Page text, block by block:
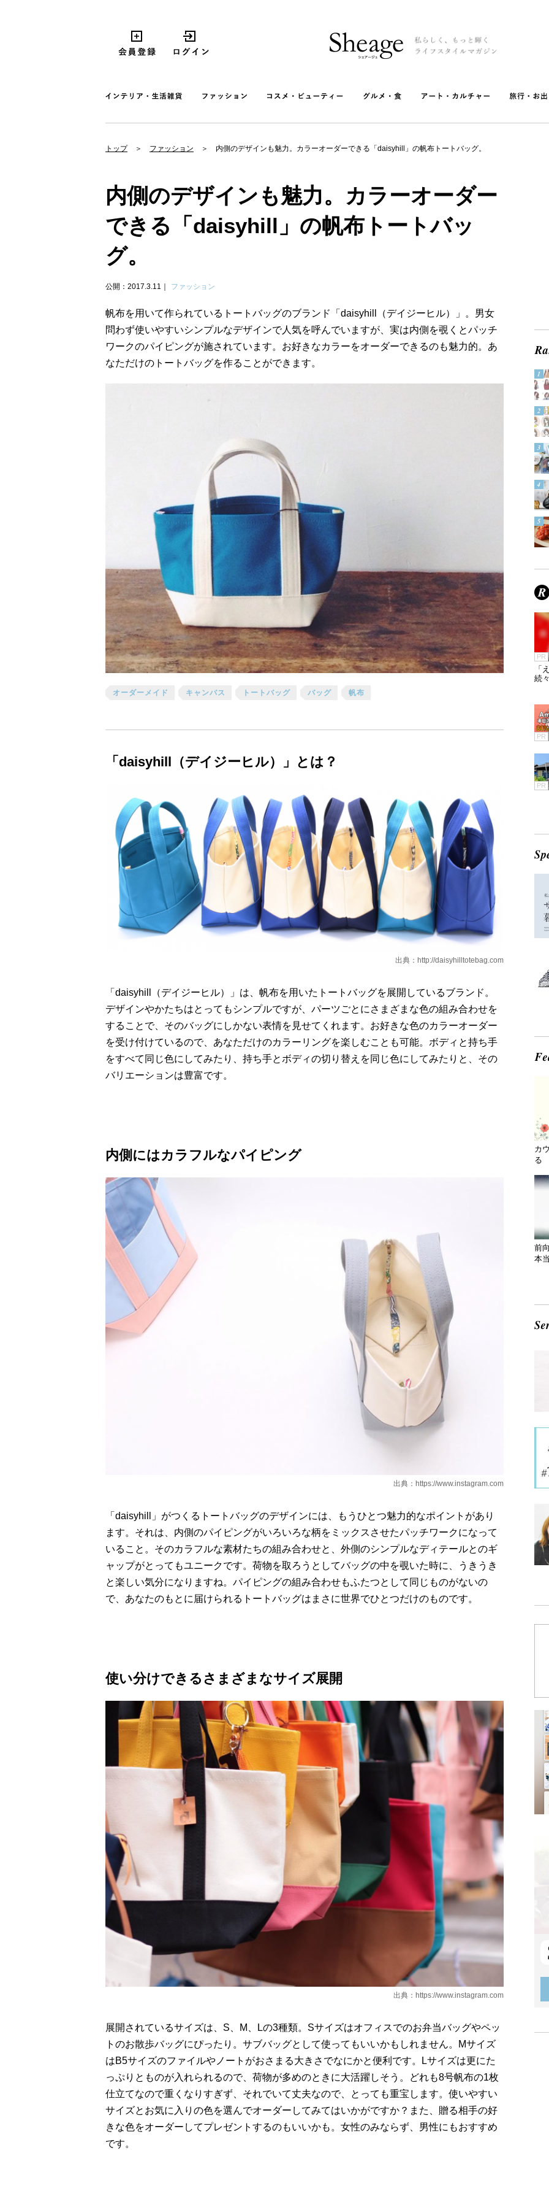
トップ ファッション 内側のデザインも魅力。カラーオーダーできる「daisyhill」の帆布トートバッグ。
内側のデザインも魅力。カラーオーダー
できる「daisyhill」の帆布トートバッ
グ。
公開：2017.3.11 ファッション
帆布を用いて作られているトートバッグのブランド「daisyhill（デイジーヒル）」。男女
問わず使いやすいシンプルなデザインで人気を呼んでいますが、実は内側を覗くとパッチ
ワークのパイピングが施されています。お好きなカラーをオーダーできるのも魅力的。あ
なただけのトートバッグを作ることができます。
オーダーメイド キャンバス トートバッグ バッグ 帆布
「daisyhill（デイジーヒル）」とは？
出典： http://daisyhilltotebag.com
「daisyhill（デイジーヒル）」は、帆布を用いたトートバッグを展開しているブランド。
デザインやかたちはとってもシンプルですが、パーツごとにさまざまな色の組み合わせを
することで、そのバッグにしかない表情を見せてくれます。お好きな色のカラーオーダー
を受け付けているので、あなただけのカラーリングを楽しむことも可能。ボディと持ち手
をすべて同じ色にしてみたり、持ち手とボディの切り替えを同じ色にしてみたりと、その
バリエーションは豊富です。
内側にはカラフルなパイピング
出典： https://www.instagram.com
「daisyhill」がつくるトートバッグのデザインには、もうひとつ魅力的なポイントがあり
ます。それは、内側のパイピングがいろいろな柄をミックスさせたパッチワークになって
いること。そのカラフルな素材たちの組み合わせと、外側のシンプルなディテールとのギ
ャップがとってもユニークです。荷物を取ろうとしてバッグの中を覗いた時に、うきうき
と楽しい気分になりますね。パイピングの組み合わせもふたつとして同じものがないの
で、あなたのもとに届けられるトートバッグはまさに世界でひとつだけのものです。
使い分けできるさまざまなサイズ展開
出典： https://www.instagram.com
展開されているサイズは、S、M、Lの3種類。Sサイズはオフィスでのお弁当バッグやペッ
トのお散歩バッグにぴったり。サブバッグとして使ってもいいかもしれません。Mサイズ
はB5サイズのファイルやノートがおさまる大きさでなにかと便利です。Lサイズは更にた
っぷりとものが入れられるので、荷物が多めのときに大活躍しそう。どれも8号帆布の1枚
仕立てなので重くなりすぎず、それでいて丈夫なので、とっても重宝します。使いやすい
サイズとお気に入りの色を選んでオーダーしてみてはいかがですか？また、贈る相手の好
きな色をオーダーしてプレゼントするのもいいかも。女性のみならず、男性にもおすすめ
です。
PR
「
続
PR
PR
カ
る
前
本